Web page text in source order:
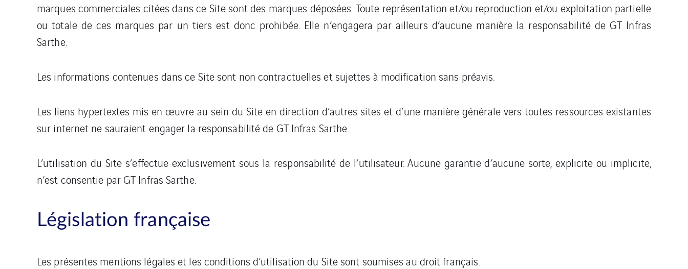
marques commerciales citées dans ce Site sont des marques déposées. Toute représentation et/ou reproduction et/ou exploitation partielle
ou totale de ces marques par un tiers est donc prohibée. Elle n’engagera par ailleurs d’aucune manière la responsabilité de GT Infras
Sarthe.
Les informations contenues dans ce Site sont non contractuelles et sujettes à modification sans préavis.
Les liens hypertextes mis en œuvre au sein du Site en direction d’autres sites et d’une manière générale vers toutes ressources existantes
sur internet ne sauraient engager la responsabilité de GT Infras Sarthe.
L’utilisation du Site s’effectue exclusivement sous la responsabilité de l’utilisateur. Aucune garantie d’aucune sorte, explicite ou implicite,
n’est consentie par GT Infras Sarthe.
Législation française
Les présentes mentions légales et les conditions d’utilisation du Site sont soumises au droit français.